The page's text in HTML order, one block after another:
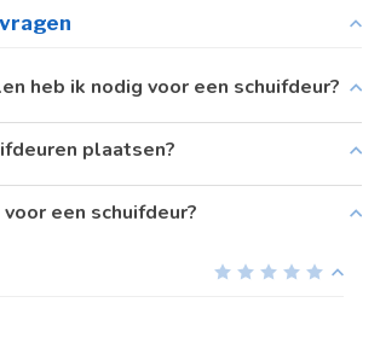
heb ik nodig voor een schuifdeur?
plaatsen?
een schuifdeur?